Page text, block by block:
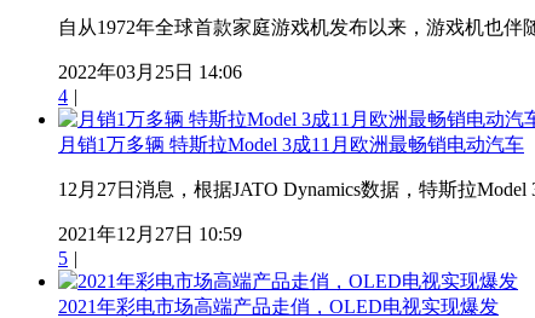
自从1972年全球首款家庭游戏机发布以来，游戏机也
2022年03月25日 14:06
4 |
月销1万多辆 特斯拉Model 3成11月欧洲最畅销电动汽车
12月27日消息，根据JATO Dynamics数据，特斯拉
2021年12月27日 10:59
5 |
2021年彩电市场高端产品走俏，OLED电视实现爆发